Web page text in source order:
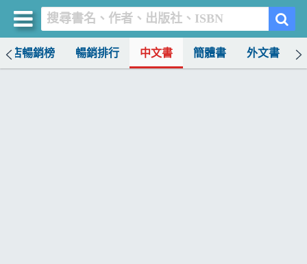
書店暢銷榜 暢銷排行 中文書 簡體書 外文書
買書網